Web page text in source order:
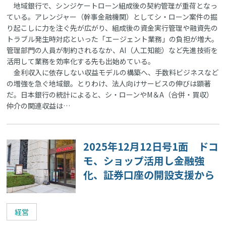
地域銀行で、シンジケートローン組成後の契約管理が重荷となっ
ている。アレンジャー（幹事金融機関）としてシ・ローン案件の掘
り起こしに力を注ぐ先が広がり、組成後の資金実行管理や融資先の
トラブル発生時対応といった「エージェント業務」の負担が増大。
管理部門の人員が制約されるなか、AI（人工知能）など先進技術を
活用して業務を効率化する先も出始めている。
金利収入に依存しない収益モデルの構築へ、手数料ビジネスなど
の増強を急ぐ地域銀。とりわけ、法人向けサービスの伸びは顕著
だ。日本銀行の統計によると、シ・ローンやM＆A（合併・買収）
仲介の関連収益は…
2025年12月12日号1面 ドコ
モ、ショップ活用し金融強
化、証券口座の開設支援から
経営